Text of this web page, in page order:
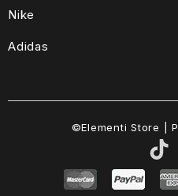
Nike
Adidas
©Elementi Store |